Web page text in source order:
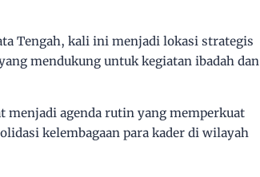
Tengah, kali ini menjadi lokasi strategis
mendukung untuk kegiatan ibadah dan
menjadi agenda rutin yang memperkuat
kelembagaan para kader di wilayah